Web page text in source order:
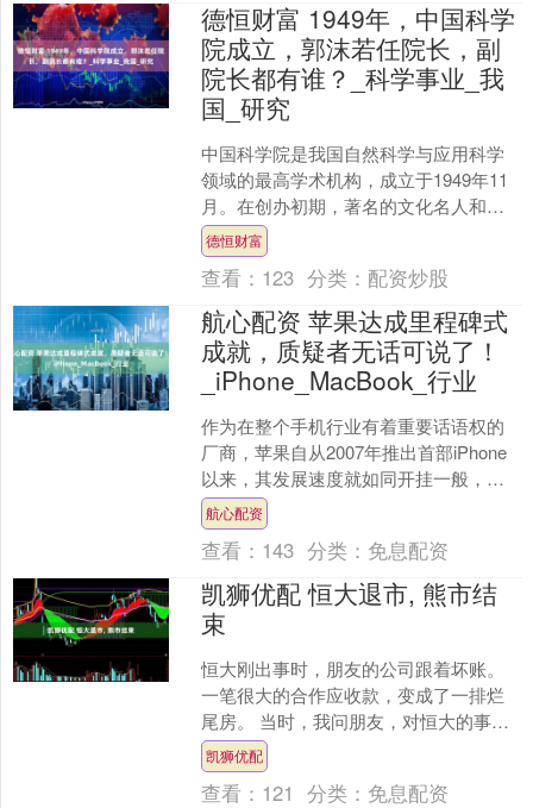
德恒财富 1949年，中国科学
院成立，郭沫若任院长，副
院长都有谁？_科学事业_我
国_研究
中国科学院是我国自然科学与应用科学
领域的最高学术机构，成立于1949年11
月。在创办初期，著名的文化名人和科
学家郭沫若被任命为首任院长，标志着
这一机构在推动我国....
德恒财富
查看： 123 分类： 配资炒股
航心配资 苹果达成里程碑式
成就，质疑者无话可说了！
_iPhone_MacBook_行业
作为在整个手机行业有着重要话语权的
厂商，苹果自从2007年推出首部iPhone
以来，其发展速度就如同开挂一般，相
继熬倒了诺基亚、微软，就连摩托罗拉
这样的大佬最终....
航心配资
查看： 143 分类： 免息配资
凯狮优配 恒大退市, 熊市结
束
恒大刚出事时，朋友的公司跟着坏账。
一笔很大的合作应收款，变成了一排烂
尾房。 当时，我问朋友，对恒大的事，
怎么看？ 他说，恒大的事处理完了，整
个市场才会好起来。....
凯狮优配
查看： 121 分类： 免息配资